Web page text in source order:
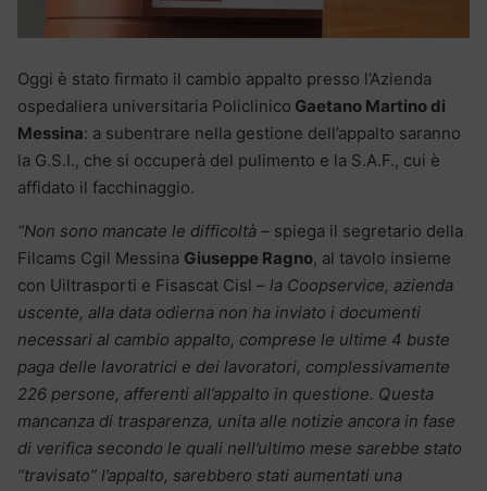
Oggi è stato firmato il cambio appalto presso l’Azienda
ospedaliera universitaria Policlinico Gaetano Martino di
Messina: a subentrare nella gestione dell’appalto saranno
la G.S.I., che si occuperà del pulimento e la S.A.F., cui è
affidato il facchinaggio.
“Non sono mancate le difficoltà – spiega il segretario della
Filcams Cgil Messina Giuseppe Ragno, al tavolo insieme
con Uiltrasporti e Fisascat Cisl – la Coopservice, azienda
uscente, alla data odierna non ha inviato i documenti
necessari al cambio appalto, comprese le ultime 4 buste
paga delle lavoratrici e dei lavoratori, complessivamente
226 persone, afferenti all’appalto in questione. Questa
mancanza di trasparenza, unita alle notizie ancora in fase
di verifica secondo le quali nell’ultimo mese sarebbe stato
“travisato” l’appalto, sarebbero stati aumentati una